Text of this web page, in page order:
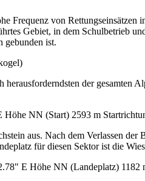
Frequenz von
Gebiet, in dem Schulbetrieb
gebunden ist.
der
NN (Start) 2593 m
aus. Nach dem Verlassen
für diesen Sektor ist die
E Höhe NN (Landeplatz)